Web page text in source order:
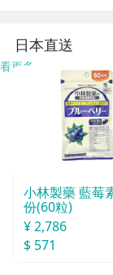
日本直送
看更多
小林製藥 藍莓
份(60粒)
¥ 2,786
$ 571